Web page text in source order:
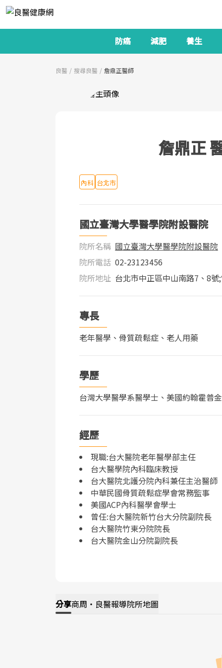
防癌 減肥 養生
良醫 搜尋良醫 詹鼎正醫師
詹鼎正
內科 台北市
國立臺灣大學醫學院附設醫院
院所名稱 國立臺灣大學醫學院附設醫院
院所電話 02-23123456
院所地址 台北市中正區中山南路7、8號
專長
老年醫學、骨質疏鬆症、老人用藥
學歷
台灣大學醫學系醫學士、美國約翰霍普
經歷
現職:台大醫院老年醫學部主任
台大醫學院內科臨床教授
台大醫院北護分院內科兼任主治醫師
中華民國骨質疏鬆症學會常務監事
美國ACP內科醫學會學士
曾任:台大醫院新竹台大分院副院長
台大醫院竹東分院院長
台大醫院金山分院副院長
分享商周・良醫報導院所地圖